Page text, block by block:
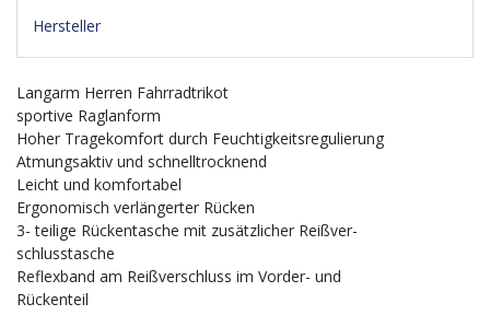
Hersteller
Langarm Herren Fahrradtrikot
sportive Raglanform
Hoher Tragekomfort durch Feuchtigkeitsregulierung
Atmungsaktiv und schnelltrocknend
Leicht und komfortabel
Ergonomisch verlängerter Rücken
3- teilige Rückentasche mit zusätzlicher Reißver-
schlusstasche
Reflexband am Reißverschluss im Vorder- und
Rückenteil